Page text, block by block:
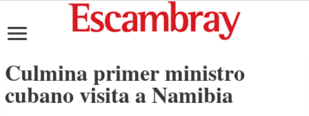
Culmina primer ministro
cubano visita a Namibia